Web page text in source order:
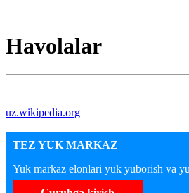
Havolalar
uz.wikipedia.org
TEZ YUK MARKAZ
Yuk markaz elonlari yuk yuborish va